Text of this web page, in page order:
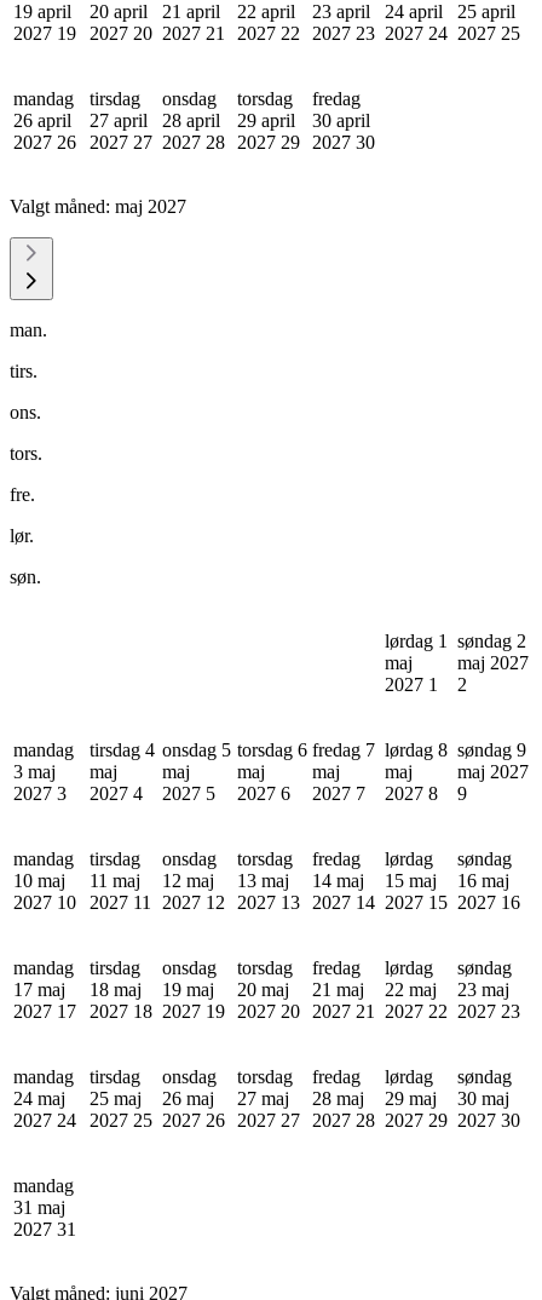
19 april
2027 19
20 april
2027 20
21 april
2027 21
22 april
2027 22
23 april
2027 23
24 april
2027 24
25 april
2027 25
mandag
26 april
2027 26
tirsdag
27 april
2027 27
onsdag
28 april
2027 28
torsdag
29 april
2027 29
fredag
30 april
2027 30
Valgt måned: maj 2027
man.
tirs.
ons.
tors.
fre.
lør.
søn.
lørdag 1
maj
2027 1
søndag 2
maj 2027
2
mandag
3 maj
2027 3
tirsdag 4
maj
2027 4
onsdag 5
maj
2027 5
torsdag 6
maj
2027 6
fredag 7
maj
2027 7
lørdag 8
maj
2027 8
søndag 9
maj 2027
9
mandag
10 maj
2027 10
tirsdag
11 maj
2027 11
onsdag
12 maj
2027 12
torsdag
13 maj
2027 13
fredag
14 maj
2027 14
lørdag
15 maj
2027 15
søndag
16 maj
2027 16
mandag
17 maj
2027 17
tirsdag
18 maj
2027 18
onsdag
19 maj
2027 19
torsdag
20 maj
2027 20
fredag
21 maj
2027 21
lørdag
22 maj
2027 22
søndag
23 maj
2027 23
mandag
24 maj
2027 24
tirsdag
25 maj
2027 25
onsdag
26 maj
2027 26
torsdag
27 maj
2027 27
fredag
28 maj
2027 28
lørdag
29 maj
2027 29
søndag
30 maj
2027 30
mandag
31 maj
2027 31
Valgt måned: juni 2027